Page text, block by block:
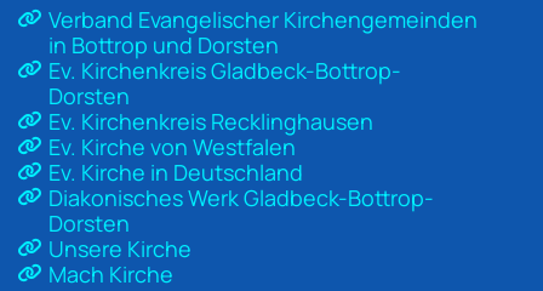
Verband Evangelischer Kirchengemeinden
in Bottrop und Dorsten
Ev. Kirchenkreis Gladbeck-Bottrop-
Dorsten
Ev. Kirchenkreis Recklinghausen
Ev. Kirche von Westfalen
Ev. Kirche in Deutschland
Diakonisches Werk Gladbeck-Bottrop-
Dorsten
Unsere Kirche
Mach Kirche